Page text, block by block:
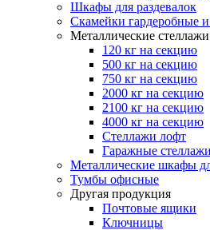
Шкафы для раздевалок
Скамейки гардеробные
Металлические стеллажи
120 кг на секцию
500 кг на секцию
750 кг на секцию
2000 кг на секцию
2100 кг на секцию
4000 кг на секцию
Стеллажи лофт
Гаражные стеллажи
Металлические шкафы
Тумбы офисные
Другая продукция
Почтовые ящики
Ключницы